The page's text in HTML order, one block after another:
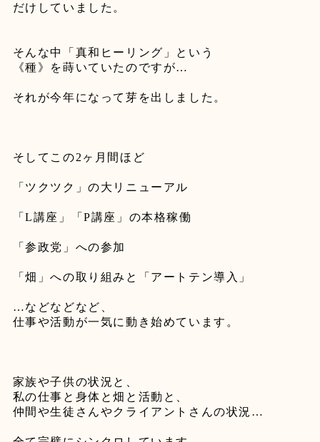
だけしていました。
そんな中「真和ヒーリング」という
《種》を蒔いていたのですが…
それが今年になって芽を出しました。
そしてこの2ヶ月間ほど
「ツクツク」の大リニューアル
「L講座」「P講座」の本格稼働
「参政党」への参加
「畑」への取り組みと「アートテン導入」
…などなどなど、
仕事や活動が一気に動き始めています。
家族や子供の状況と、
私の仕事と身体と畑と活動と、
仲間や生徒さんやクライアントさんの状況 …